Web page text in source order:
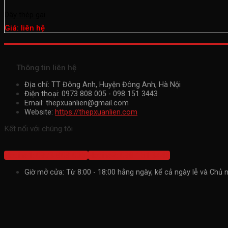
Giá: liên hệ
Thông tin liên hệ
Địa chỉ: TT Đông Anh, Huyện Đông Anh, Hà Nội
Điện thoại: 0973 808 005 - 098 151 3443
Email: thepxuanlien@gmail.com
Website: https://thepxuanlien.com
Kết nối với chúng tôi
Hotline1: 0973 808 005 Hotline2: 098 151 3443
Giờ mở cửa: Từ 8:00 - 18:00 hằng ngày, kể cả ngày lễ và Chủ